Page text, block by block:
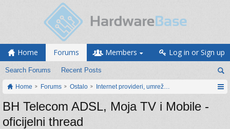
Home Forums
Search Forums Recent Posts
Members Log in or Sign up
Home Forums Ostalo Internet provideri, umrežavanje i web servisi
BH Telecom ADSL, Moja TV i Mobile -
oficijelni thread